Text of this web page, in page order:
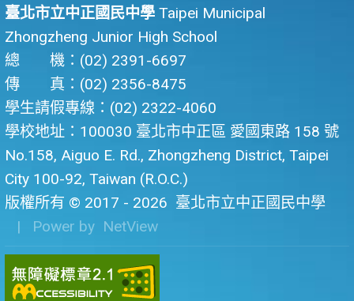
臺北市立中正國民中學 Taipei Municipal
Zhongzheng Junior High School
總 機：(02) 2391-6697
傳 真：(02) 2356-8475
學生請假專線：(02) 2322-4060
學校地址：100030 臺北市中正區 愛國東路 158 號
No.158, Aiguo E. Rd., Zhongzheng District, Taipei
City 100-92, Taiwan (R.O.C.)
版權所有 © 2017 - 2026 臺北市立中正國民中學
| Power by NetView